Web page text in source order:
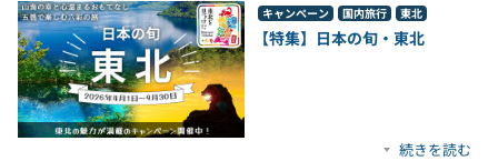
キャンペーン 国内旅行 東北
【特集】日本の旬・東北
続きを読む